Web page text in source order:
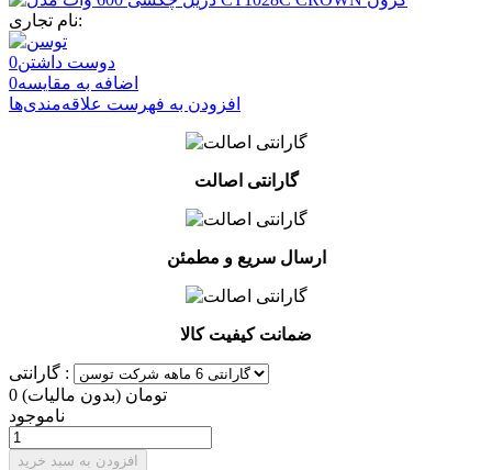
نام تجاری:
دوست داشتن0
اضافه به مقایسه0
افزودن به فهرست علاقه‌مندی‌ها
گارانتی اصالت
ارسال سریع و مطمئن
ضمانت کیفیت کالا
گارانتی :
0 تومان (بدون مالیات)
ناموجود
افزودن به سبد خرید